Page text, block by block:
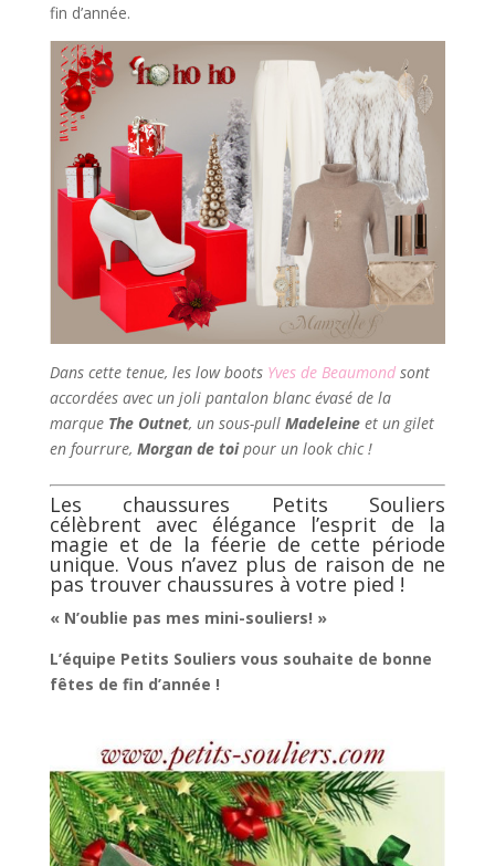
fin d’année.
Dans cette tenue, les low boots Yves de Beaumond sont
accordées avec un joli pantalon blanc évasé de la
marque The Outnet, un sous-pull Madeleineet un gilet
en fourrure, Morgan de toipour un look chic !
Les chaussures Petits Souliers
célèbrent avec élégance l’esprit de la
magie et de la féerie de cette période
unique. Vous n’avez plus de raison de ne
pas trouver chaussures à votre pied !
« N’oublie pas mes mini-souliers! »
L’équipe Petits Souliers vous souhaite de bonne
fêtes de fin d’année !